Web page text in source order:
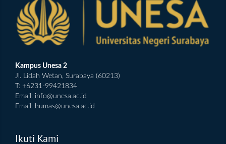
Kampus Unesa 2
Jl. Lidah Wetan, Surabaya (60213)
T: +6231-99421834
Email: info@unesa.ac.id
Email: humas@unesa.ac.id
Ikuti Kami